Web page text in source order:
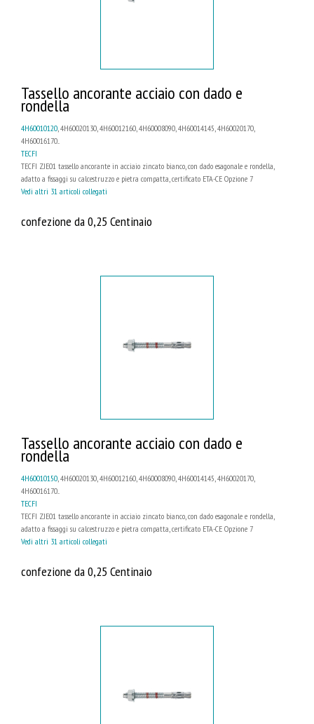
Tassello ancorante acciaio con dado e
rondella
4H60010120, 4H60020130, 4H60012160, 4H60008090, 4H60014145, 4H60020170,
4H60016170...
TECFI
TECFI ZJE01 tassello ancorante in acciaio zincato bianco, con dado esagonale e rondella,
adatto a fissaggi su calcestruzzo e pietra compatta, certificato ETA-CE Opzione 7
Vedi altri 31 articoli collegati
confezione da 0,25 Centinaio
Tassello ancorante acciaio con dado e
rondella
4H60010150 , 4H60020130, 4H60012160, 4H60008090, 4H60014145, 4H60020170,
4H60016170...
TECFI
TECFI ZJE01 tassello ancorante in acciaio zincato bianco, con dado esagonale e rondella,
adatto a fissaggi su calcestruzzo e pietra compatta, certificato ETA-CE Opzione 7
Vedi altri 31 articoli collegati
confezione da 0,25 Centinaio